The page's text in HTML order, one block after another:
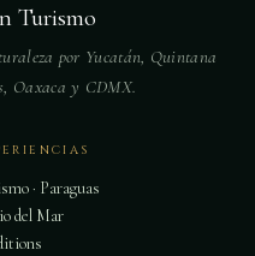
Turismo
por Yucatán, Quintana
Oaxaca y CDMX.
· Paraguas
del Mar